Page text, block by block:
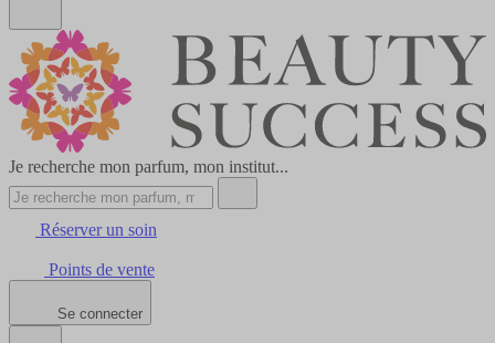
Je recherche mon parfum, mon institut...
Réserver un soin
Points de vente
Se connecter